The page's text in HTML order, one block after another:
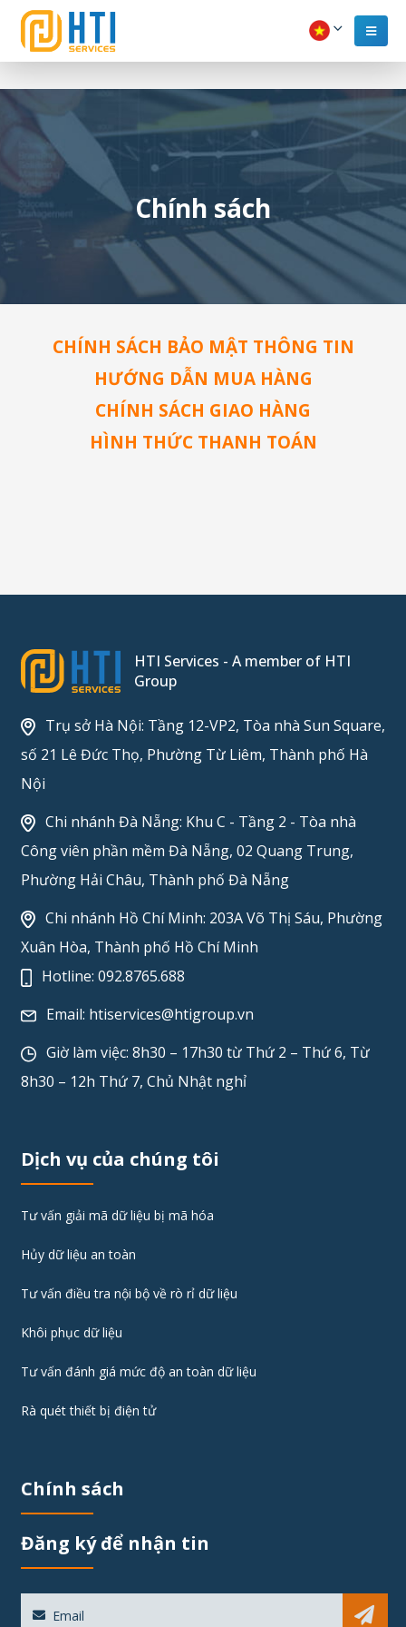
Chính sách
CHÍNH SÁCH BẢO MẬT THÔNG TIN
HƯỚNG DẪN MUA HÀNG
CHÍNH SÁCH GIAO HÀNG
HÌNH THỨC THANH TOÁN
HTI Services - A member of HTI
Group
Trụ sở Hà Nội: Tầng 12-VP2, Tòa nhà Sun Square,
số 21 Lê Đức Thọ, Phường Từ Liêm, Thành phố Hà
Nội
Chi nhánh Đà Nẵng: Khu C - Tầng 2 - Tòa nhà
Công viên phần mềm Đà Nẵng, 02 Quang Trung,
Phường Hải Châu, Thành phố Đà Nẵng
Chi nhánh Hồ Chí Minh: 203A Võ Thị Sáu, Phường
Xuân Hòa, Thành phố Hồ Chí Minh
Hotline:092.8765.688
Email: htiservices@htigroup.vn
Giờ làm việc: 8h30 – 17h30 từ Thứ 2 – Thứ 6, Từ
8h30 – 12h Thứ 7, Chủ Nhật nghỉ
Dịch vụ của chúng tôi
Tư vấn giải mã dữ liệu bị mã hóa
Hủy dữ liệu an toàn
Tư vấn điều tra nội bộ về rò rỉ dữ liệu
Khôi phục dữ liệu
Tư vấn đánh giá mức độ an toàn dữ liệu
Rà quét thiết bị điện tử
Chính sách
Đăng ký để nhận tin
Sub